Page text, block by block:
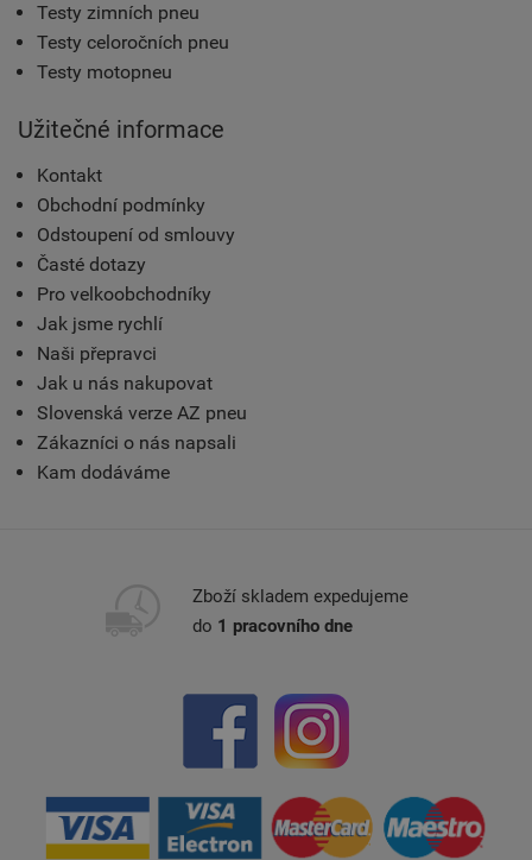
Testy zimních pneu
Testy celoročních pneu
Testy motopneu
Užitečné informace
Kontakt
Obchodní podmínky
Odstoupení od smlouvy
Časté dotazy
Pro velkoobchodníky
Jak jsme rychlí
Naši přepravci
Jak u nás nakupovat
Slovenská verze AZ pneu
Zákazníci o nás napsali
Kam dodáváme
Zboží skladem expedujeme
do 1 pracovního dne